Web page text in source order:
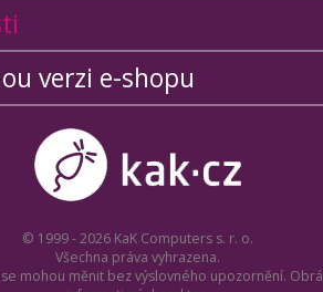
verzi e-shopu
© 1999 - 2026 KaK Computers s. r. o.
Všechna práva vyhrazena.
mohou měnit bez výslovného upozornění.